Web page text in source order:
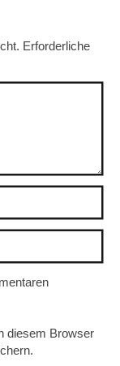
Erforderliche
diesem Browser